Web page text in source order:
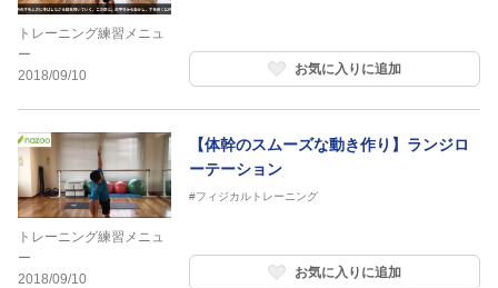
トレーニング練習メニュ
ー
2018/09/10
お気に入りに追加
トレーニング練習メニュ
ー
2018/09/10
【体幹のスムーズな動き作り】ランジロ
ーテーション
#フィジカルトレーニング
お気に入りに追加